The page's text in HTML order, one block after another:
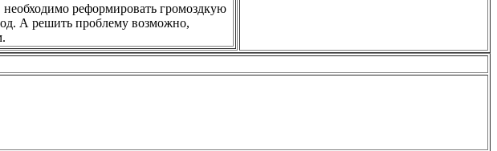
реформировать громоздкую
А решить проблему возможно,